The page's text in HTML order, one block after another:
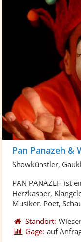
Pan Panazeh &
Showkünstler,
PAN PANAZEH ist
Herzkasper,
Musiker, Poet,
Standort:
Gage: auf